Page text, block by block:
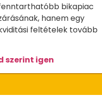
bikapiac
hanem egy
feltételek tovább
szerint igen